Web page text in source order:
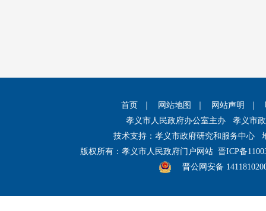
首页 网站地图 网站声明
孝义市人民政府办公室主办 孝义市
技术支持：孝义市政府研究和服务中心
版权所有：孝义市人民政府门户网站 晋ICP备
晋公网安备